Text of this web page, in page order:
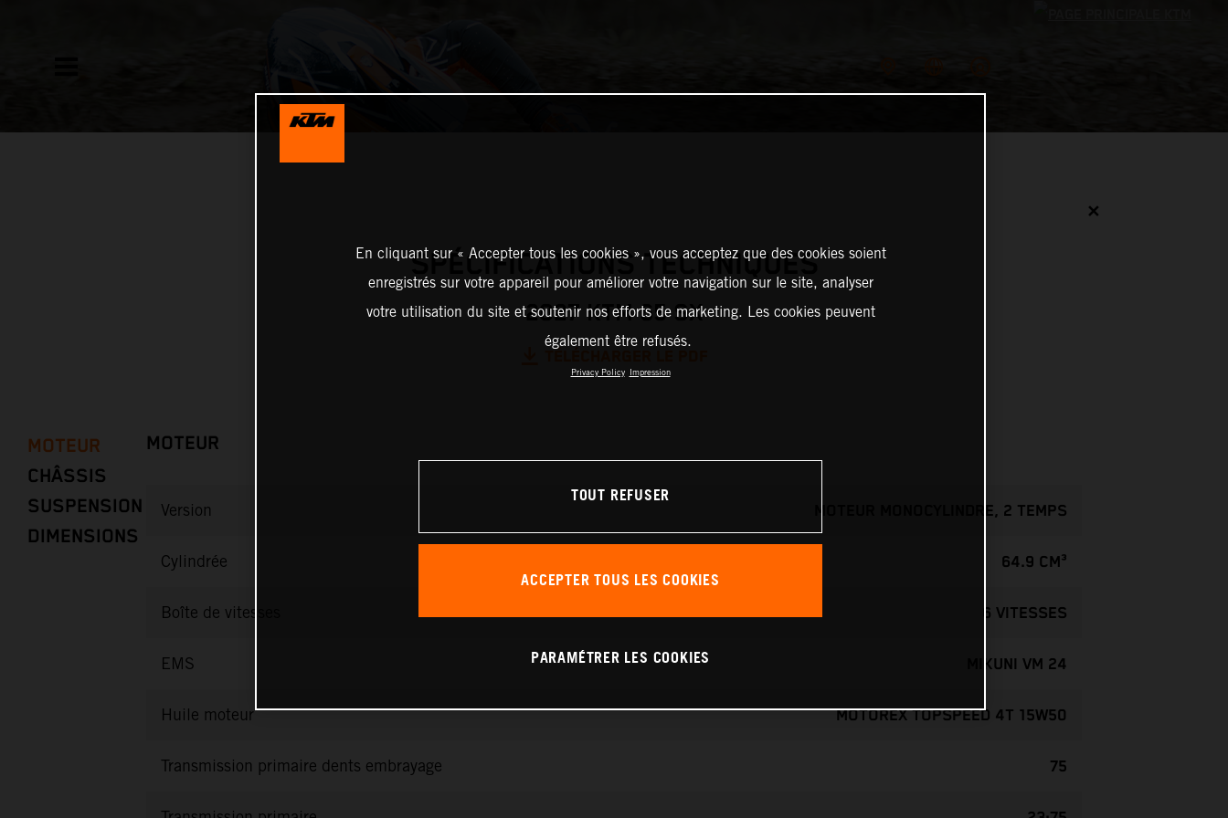
✕
SPÉCIFICATIONS TECHNIQUES
2027 KTM 65 SX
MOTEUR
CHÂSSIS
SUSPENSION
DIMENSIONS
MOTEUR
Version MOTEUR MONOCYLINDRE, 2 TEMPS
Cylindrée 64.9 CM³
Boîte de vitesses 6 VITESSES
EMS MIKUNI VM 24
Huile moteur MOTOREX TOPSPEED 4T 15W50
Transmission primaire dents embrayage 75
En cliquant sur « Accepter tous les cookies », vous acceptez que des cookies soient
enregistrés sur votre appareil pour améliorer votre navigation sur le site, analyser
votre utilisation du site et soutenir nos efforts de marketing. Les cookies peuvent
également être refusés.
Privacy Policy Impression
TOUT REFUSER
ACCEPTER TOUS LES COOKIES
PARAMÉTRER LES COOKIES